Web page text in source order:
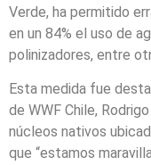
Verde, ha permitido
en un 84% el uso de
polinizadores, entre
Esta medida fue
de WWF Chile,
núcleos nativos
que “estamos